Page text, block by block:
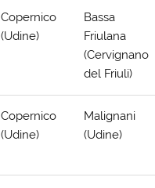
Copernico
(Udine)
Bassa
Friulana
(Cervignano
del Friuli)
Copernico
(Udine)
Malignani
(Udine)